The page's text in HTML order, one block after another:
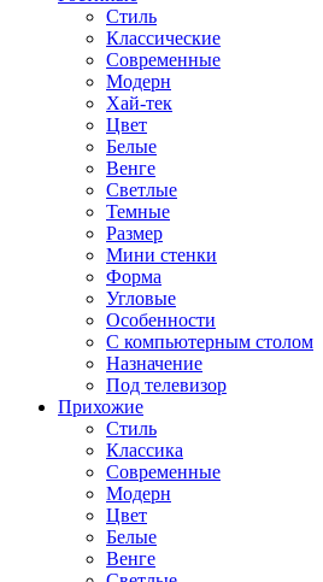
Стиль
Классические
Современные
Модерн
Хай-тек
Цвет
Белые
Венге
Светлые
Темные
Размер
Мини стенки
Форма
Угловые
Особенности
С компьютерным столом
Назначение
Под телевизор
Прихожие
Стиль
Классика
Современные
Модерн
Цвет
Белые
Венге